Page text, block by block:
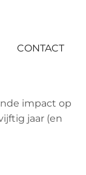
CONTACT
impact op
jaar (en